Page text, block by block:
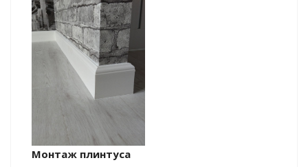
Монтаж плинтуса